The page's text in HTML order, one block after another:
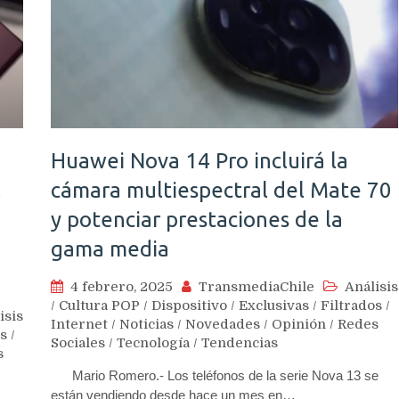
/
Huawei Nova 14 Pro incluirá la
cámara multiespectral del Mate 70
y potenciar prestaciones de la
gama media
4 febrero, 2025 TransmediaChile
Análisis
/ Cultura POP / Dispositivo / Exclusivas / Filtrados /
Internet / Noticias / Novedades / Opinión / Redes
Sociales / Tecnología / Tendencias
Mario Romero.- Los teléfonos de la serie Nova 13 se
están vendiendo desde hace un mes en…